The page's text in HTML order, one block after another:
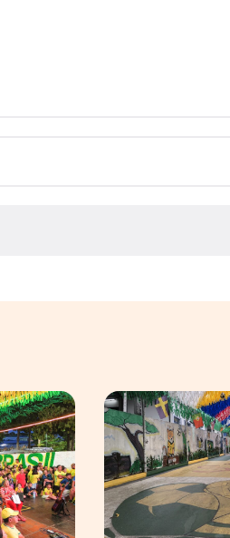
forma geralmoradores e fortalece
Rua da Copa na